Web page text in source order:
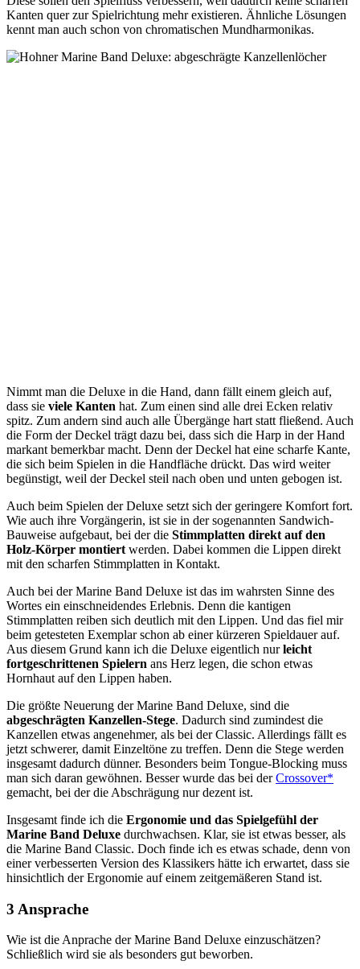
Kanten quer zur Spielrichtung mehr existieren. Ähnliche Lösungen
kennt man auch schon von chromatischen Mundharmonikas.
Nimmt man die Deluxe in die Hand, dann fällt einem gleich auf,
dass sie viele Kanten hat. Zum einen sind alle drei Ecken relativ
spitz. Zum andern sind auch alle Übergänge hart statt fließend. Auch
die Form der Deckel trägt dazu bei, dass sich die Harp in der Hand
markant bemerkbar macht. Denn der Deckel hat eine scharfe Kante,
die sich beim Spielen in die Handfläche drückt. Das wird weiter
begünstigt, weil der Deckel steil nach oben und unten gebogen ist.
Auch beim Spielen der Deluxe setzt sich der geringere Komfort fort.
Wie auch ihre Vorgängerin, ist sie in der sogenannten Sandwich-
Bauweise aufgebaut, bei der die Stimmplatten direkt auf den
Holz-Körper montiert werden. Dabei kommen die Lippen direkt
mit den scharfen Stimmplatten in Kontakt.
Auch bei der Marine Band Deluxe ist das im wahrsten Sinne des
Wortes ein einschneidendes Erlebnis. Denn die kantigen
Stimmplatten reiben sich deutlich mit den Lippen. Und das fiel mir
beim getesteten Exemplar schon ab einer kürzeren Spieldauer auf.
Aus diesem Grund kann ich die Deluxe eigentlich nurleicht
fortgeschrittenen Spielern ans Herz legen, die schon etwas
Hornhaut auf den Lippen haben.
Die größte Neuerung der Marine Band Deluxe, sind die
abgeschrägten Kanzellen-Stege. Dadurch sind zumindest die
Kanzellen etwas angenehmer, als bei der Classic. Allerdings fällt es
jetzt schwerer, damit Einzeltöne zu treffen. Denn die Stege werden
insgesamt dadurch dünner. Besonders beim Tongue-Blocking muss
man sich daran gewöhnen. Besser wurde das bei derCrossover*
gemacht, bei der die Abschrägung nur dezent ist.
Insgesamt finde ich die Ergonomie und das Spielgefühl der
Marine Band Deluxe durchwachsen. Klar, sie ist etwas besser, als
die Marine Band Classic. Doch finde ich es etwas schade, denn von
einer verbesserten Version des Klassikers hätte ich erwartet, dass sie
hinsichtlich der Ergonomie auf einem zeitgemäßeren Stand ist.
3 Ansprache
Wie ist die Anprache der Marine Band Deluxe einzuschätzen?
Schließlich wird sie als besonders gut beworben.